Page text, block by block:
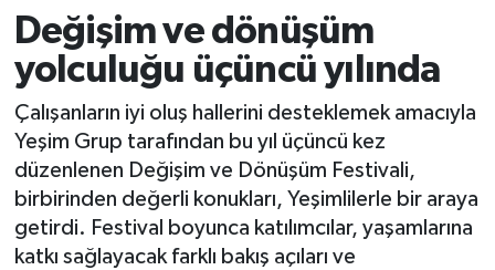
Değişim ve dönüşüm
yolculuğu üçüncü yılında
Çalışanların iyi oluş hallerini desteklemek amacıyla
Yeşim Grup tarafından bu yıl üçüncü kez
düzenlenen Değişim ve Dönüşüm Festivali,
birbirinden değerli konukları, Yeşimlilerle bir araya
getirdi. Festival boyunca katılımcılar, yaşamlarına
katkı sağlayacak farklı bakış açıları ve
Rize Jandarma Komutanlığı
Bilim Teknoloji
Advertising news
Canlı Maç
Süper Lig Puan Durumu ve Fikstür
Tüm Manşetler
Son Dakika Haberleri
Haber Arşivi